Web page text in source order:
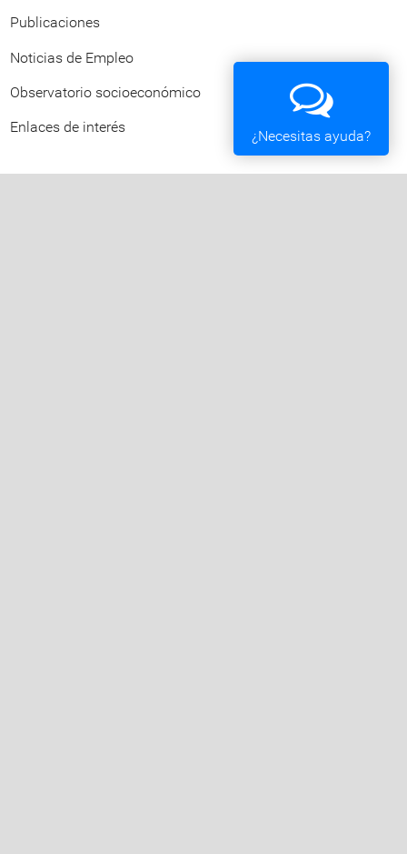
Publicaciones
Noticias de Empleo
Observatorio socioeconómico
Enlaces de interés
¿Necesitas ayuda?